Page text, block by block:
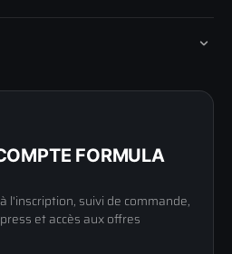
FORMULA
l'inscription, suivi de commande,
et accès aux offres